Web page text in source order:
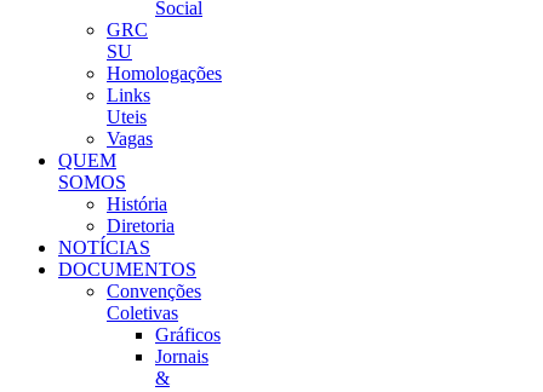
Social
GRC
SU
Homologações
Links
Uteis
Vagas
QUEM
SOMOS
História
Diretoria
NOTÍCIAS
DOCUMENTOS
Convenções
Coletivas
Gráficos
Jornais
&